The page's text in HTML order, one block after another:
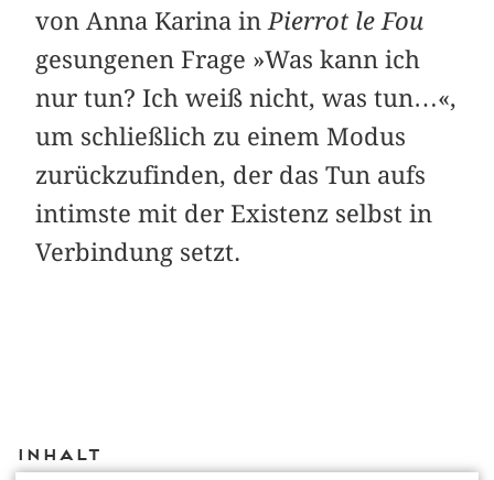
von Anna Karina in Pierrot le Fou
gesungenen Frage »Was kann ich
nur tun? Ich weiß nicht, was tun…«,
um schließlich zu einem Modus
zurückzufinden, der das Tun aufs
intimste mit der Existenz selbst in
Verbindung setzt.
Inhalt